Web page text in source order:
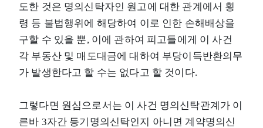
도한 것은 명의신탁자인 원고에 대한 관계에서 횡
령 등 불법행위에 해당하여 이로 인한 손해배상을
구할 수 있을 뿐, 이에 관하여 피고들에게 이 사건
각 부동산 및 매도대금에 대하여 부당이득반환의무
가 발생한다고 할 수는 없다고 할 것이다.
그렇다면 원심으로서는 이 사건 명의신탁관계가 이
른바 3자간 등기명의신탁인지 아니면 계약명의신